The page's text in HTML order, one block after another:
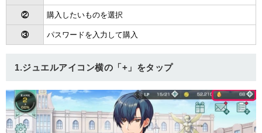
② 購入したいものを選択
③ パスワードを入力して購入
1.ジュエルアイコン横の「+」をタップ